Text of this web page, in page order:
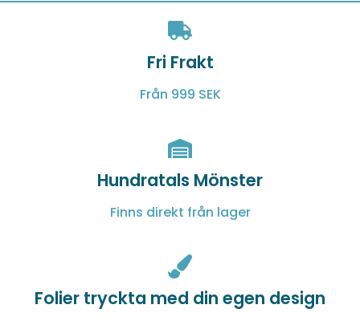
Fri Frakt
Från 999 SEK
Hundratals Mönster
Finns direkt från lager
Folier tryckta med din egen design